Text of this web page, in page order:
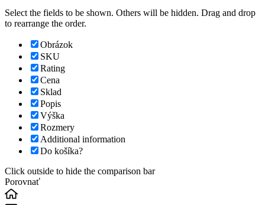
Select the fields to be shown. Others will be hidden. Drag and drop
to rearrange the order.
Obrázok
SKU
Rating
Cena
Sklad
Popis
Výška
Rozmery
Additional information
Do košíka?
Click outside to hide the comparison bar
Porovnať